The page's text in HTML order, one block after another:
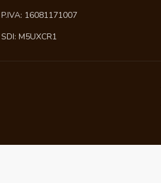
P.IVA: 16081171007
SDI: M5UXCR1